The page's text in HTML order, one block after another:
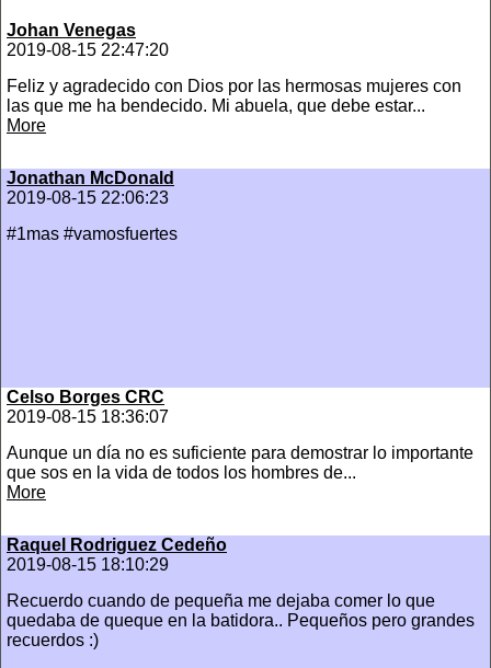
Johan Venegas
2019-08-15 22:47:20
Feliz y agradecido con Dios por las hermosas mujeres con
las que me ha bendecido. Mi abuela, que debe estar...
More
Jonathan McDonald
2019-08-15 22:06:23
#1mas #vamosfuertes
Celso Borges CRC
2019-08-15 18:36:07
Aunque un día no es suficiente para demostrar lo importante
que sos en la vida de todos los hombres de...
More
Raquel Rodriguez Cedeño
2019-08-15 18:10:29
Recuerdo cuando de pequeña me dejaba comer lo que
quedaba de queque en la batidora.. Pequeños pero grandes
recuerdos :)